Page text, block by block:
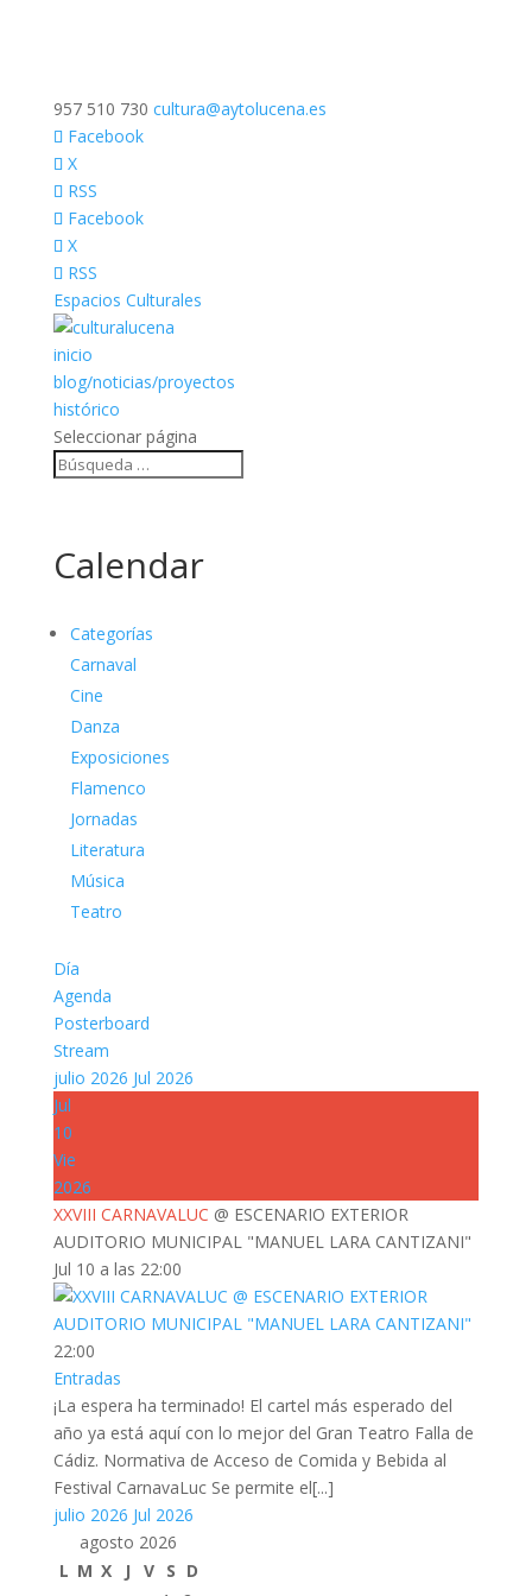
957 510 730 cultura@aytolucena.es
Facebook
X
RSS
Facebook
X
RSS
Espacios Culturales
inicio
blog/noticias/proyectos
histórico
Seleccionar página
Calendar
Categorías
Carnaval
Cine
Danza
Exposiciones
Flamenco
Jornadas
Literatura
Música
Teatro
Día
Agenda
Posterboard
Stream
julio 2026 Jul 2026
Jul
10
Vie
2026
XXVIII CARNAVALUC @ ESCENARIO EXTERIOR
AUDITORIO MUNICIPAL "MANUEL LARA CANTIZANI"
Jul 10 a las 22:00
22:00
Entradas
¡La espera ha terminado! El cartel más esperado del
año ya está aquí con lo mejor del Gran Teatro Falla de
Cádiz. Normativa de Acceso de Comida y Bebida al
Festival CarnavaLuc Se permite el[...]
julio 2026 Jul 2026
agosto 2026
L M X J V S D